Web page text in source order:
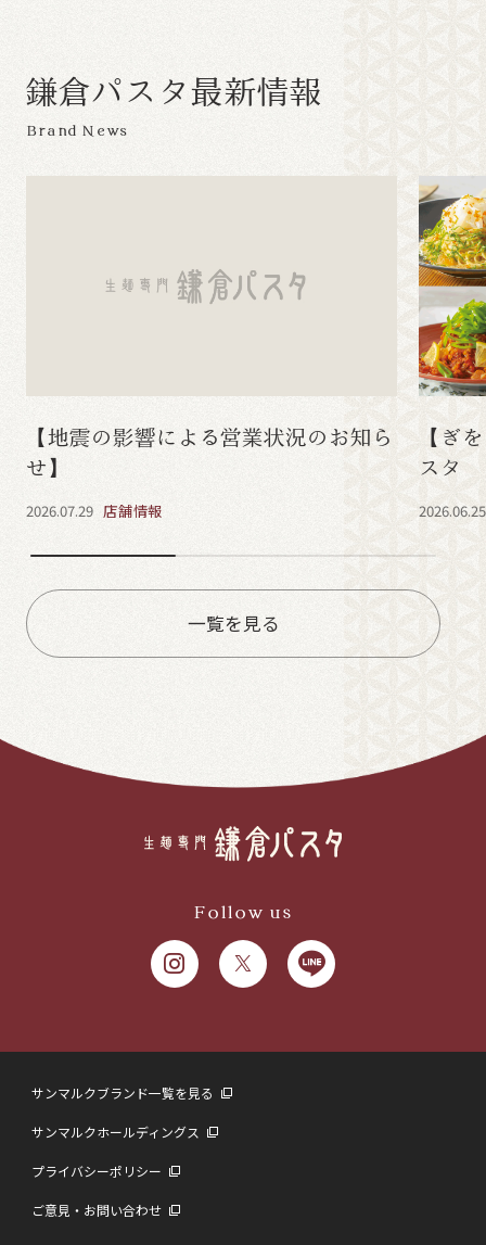
鎌倉パ ス タ最新情報
Brand News
【地震の影響による営業状況のお知ら
せ】
2026.07.29 店舗情報
【ぎ
スタ
2026.06.25
一覧を見る
Follow us
サンマルクブランド一覧を見る
サンマルクホールディングス
プライバシーポリシー
ご意見・お問い合わせ